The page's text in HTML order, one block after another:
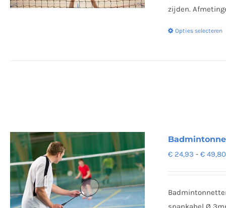
zijden.
Opties selecteren
€ 24,93 - € 49,80